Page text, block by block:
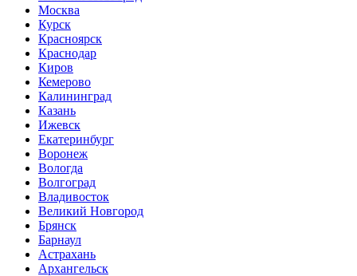
Москва
Курск
Красноярск
Краснодар
Киров
Кемерово
Калининград
Казань
Ижевск
Екатеринбург
Воронеж
Вологда
Волгоград
Владивосток
Великий Новгород
Брянск
Барнаул
Астрахань
Архангельск